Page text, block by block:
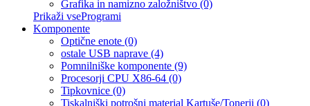
Grafika in namizno založništvo (0)
Prikaži vseProgrami
Komponente
Optične enote (0)
ostale USB naprave (4)
Pomnilniške komponente (9)
Procesorji CPU X86-64 (0)
Tipkovnice (0)
Tiskalniški potrošni material Kartuše/Tonerji (0)